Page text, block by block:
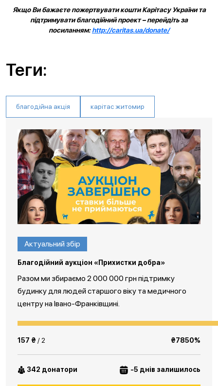
Якщо Ви бажаєте пожертвувати кошти Карітасу України та
підтримувати благодійний проект – перейдіть за
посиланням:http://caritas.ua/donate/
Теги:
благодійна акція карітас житомир
Актуальний збір
Благодійний аукціон «Прихистки добра»
Разом ми збираємо 2 000 000 грн підтримку
будинку для людей старшого віку та медичного
центру на Івано-Франківщині.
157 ₴ / 2 ₴7850%
342 донатори -5 днів залишилось